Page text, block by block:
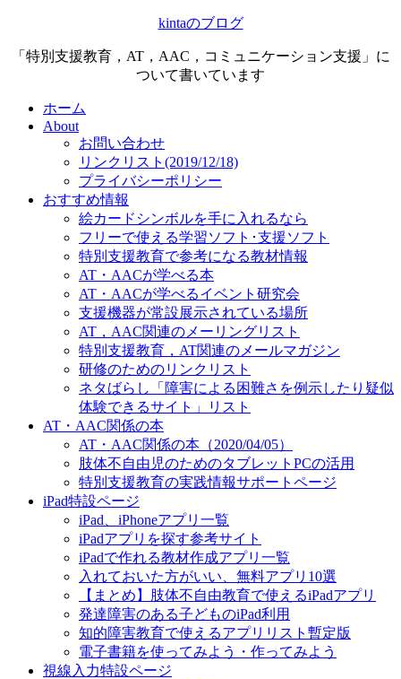
kintaのブログ
「特別支援教育，AT，AAC，コミュニケーション支援」に
ついて書いています
ホーム
About
お問い合わせ
リンクリスト(2019/12/18)
プライバシーポリシー
おすすめ情報
絵カードシンボルを手に入れるなら
フリーで使える学習ソフト･支援ソフト
特別支援教育で参考になる教材情報
AT・AACが学べる本
AT・AACが学べるイベント研究会
支援機器が常設展示されている場所
AT，AAC関連のメーリングリスト
特別支援教育，AT関連のメールマガジン
研修のためのリンクリスト
ネタばらし「障害による困難さを例示したり疑似
体験できるサイト」リスト
AT・AAC関係の本
AT・AAC関係の本（2020/04/05）
肢体不自由児のためのタブレットPCの活用
特別支援教育の実践情報サポートページ
iPad特設ページ
iPad、iPhoneアプリ一覧
iPadアプリを探す参考サイト
iPadで作れる教材作成アプリ一覧
入れておいた方がいい、無料アプリ10選
【まとめ】肢体不自由教育で使えるiPadアプリ
発達障害のある子どものiPad利用
知的障害教育で使えるアプリリスト暫定版
電子書籍を使ってみよう・作ってみよう
視線入力特設ページ